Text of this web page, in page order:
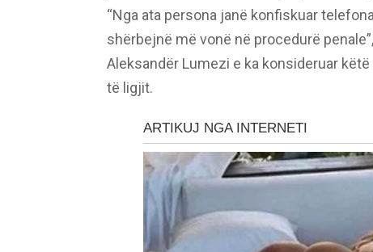
“Nga ata persona janë konfiskuar
shërbejnë më vonë në procedurë
Aleksandër Lumezi e ka konsideruar
të ligjit.